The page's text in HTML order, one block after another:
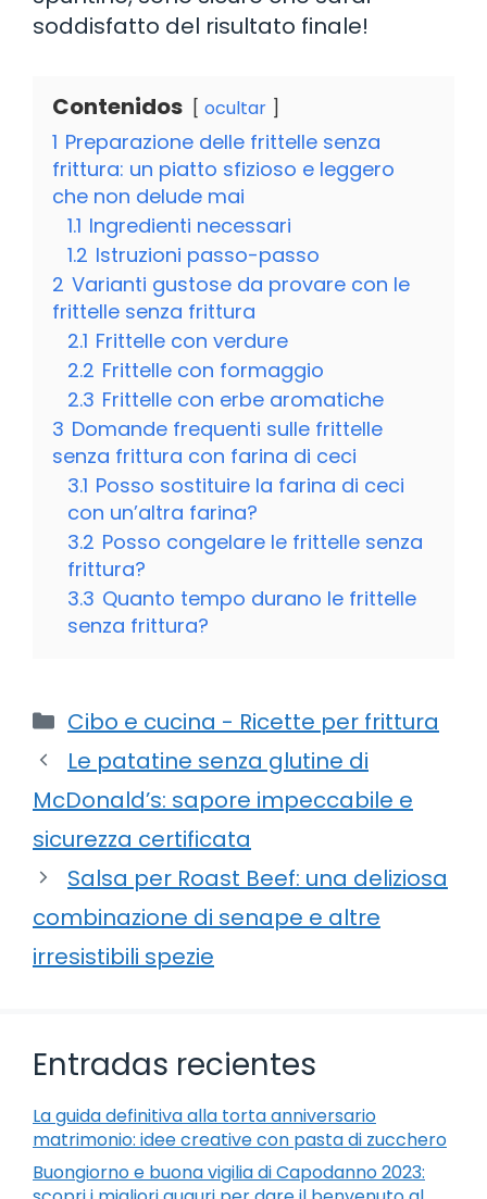
soddisfatto del risultato finale!
Contenidos ocultar
1 Preparazione delle frittelle senza
frittura: un piatto sfizioso e leggero
che non delude mai
1.1 Ingredienti necessari
1.2 Istruzioni passo-passo
2 Varianti gustose da provare con le
frittelle senza frittura
2.1 Frittelle con verdure
2.2 Frittelle con formaggio
2.3 Frittelle con erbe aromatiche
3 Domande frequenti sulle frittelle
senza frittura con farina di ceci
3.1 Posso sostituire la farina di ceci
con un’altra farina?
3.2 Posso congelare le frittelle senza
frittura?
3.3 Quanto tempo durano le frittelle
senza frittura?
Categorie
Cibo e cucina - Ricette per frittura
Le patatine senza glutine di
McDonald’s: sapore impeccabile e
sicurezza certificata
Salsa per Roast Beef: una deliziosa
combinazione di senape e altre
irresistibili spezie
Entradas recientes
La guida definitiva alla torta anniversario
matrimonio: idee creative con pasta di zucchero
Buongiorno e buona vigilia di Capodanno 2023: